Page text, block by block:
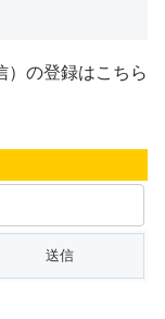
）の登録はこちら